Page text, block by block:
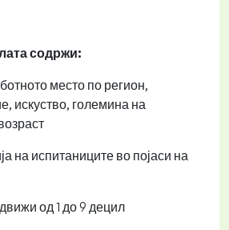
содржи:
место по регион,
искуство, големина на
на испитаниците во појаси на
од 1 до 9 децил